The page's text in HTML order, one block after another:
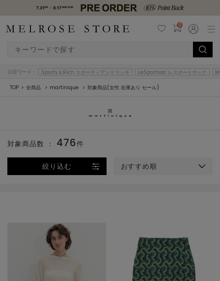
0
注目ワード： Sporty＆Rich スポーティアンドリッチ LeSportsac レスポートサック
TOP 全商品 martinique 対象商品(女性 在庫あり セール)
絞り込む おすすめ順
対象商品数 ： 476件